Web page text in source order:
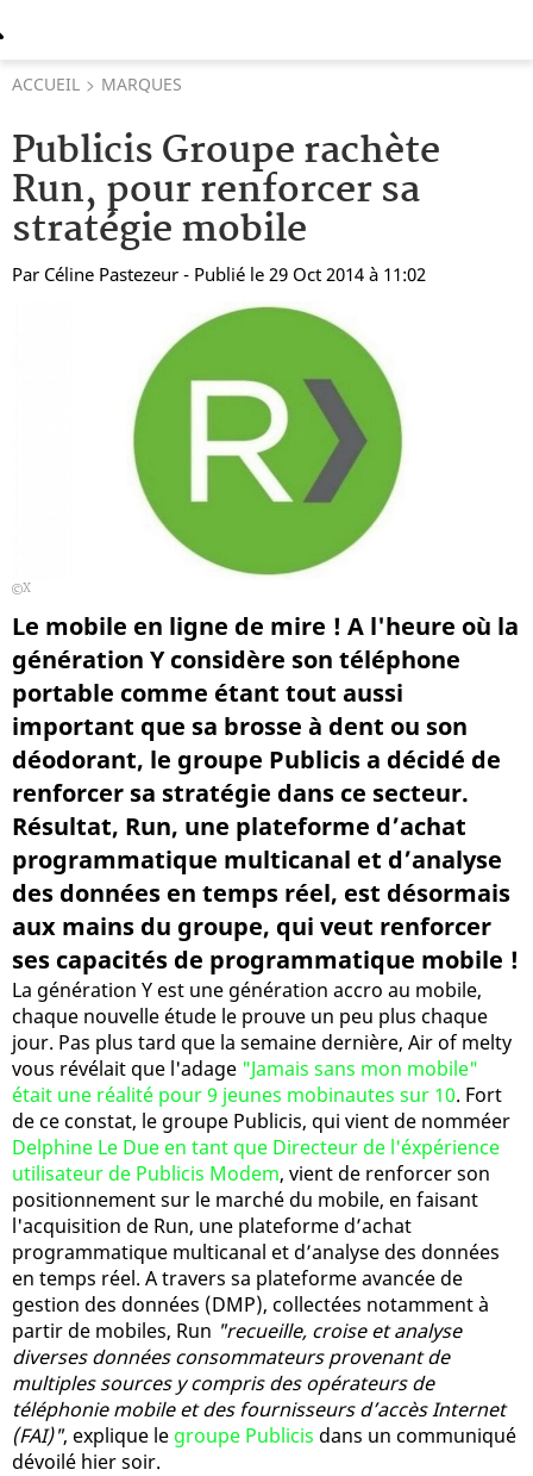
ACCUEIL MARQUES
Publicis Groupe rachète
Run, pour renforcer sa
stratégie mobile
Par Céline Pastezeur - Publié le 29 Oct 2014 à 11:02
X
Le mobile en ligne de mire ! A l'heure où la
génération Y considère son téléphone
portable comme étant tout aussi
important que sa brosse à dent ou son
déodorant, le groupe Publicis a décidé de
renforcer sa stratégie dans ce secteur.
Résultat, Run, une plateforme d’achat
programmatique multicanal et d’analyse
des données en temps réel, est désormais
aux mains du groupe, qui veut renforcer
ses capacités de programmatique mobile !
La génération Y est une génération accro au mobile,
chaque nouvelle étude le prouve un peu plus chaque
jour. Pas plus tard que la semaine dernière, Air of melty
vous révélait que l'adage "Jamais sans mon mobile"
était une réalité pour 9 jeunes mobinautes sur 10. Fort
de ce constat, le groupe Publicis, qui vient de nomméer
Delphine Le Due en tant que Directeur de l'éxpérience
utilisateur de Publicis Modem, vient de renforcer son
positionnement sur le marché du mobile, en faisant
l'acquisition de Run, une plateforme d’achat
programmatique multicanal et d’analyse des données
en temps réel. A travers sa plateforme avancée de
gestion des données (DMP), collectées notamment à
partir de mobiles, Run "recueille, croise et analyse
diverses données consommateurs provenant de
multiples sources y compris des opérateurs de
téléphonie mobile et des fournisseurs d’accès Internet
(FAI)", explique le groupe Publicis dans un communiqué
dévoilé hier soir.